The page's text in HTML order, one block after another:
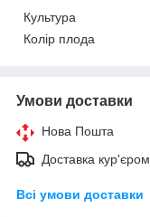
Культура
Колір плода
Умови доставки
Нова Пошта
Доставка кур'єром
Всі умови доставки